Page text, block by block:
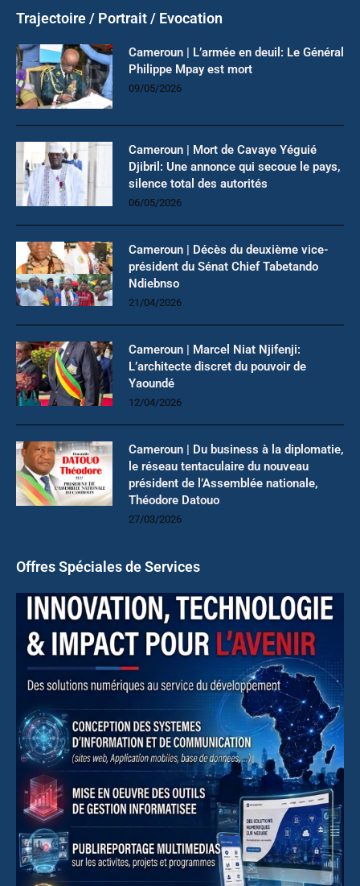
Trajectoire / Portrait / Evocation
Cameroun | L’armée en deuil: Le Général
Philippe Mpay est mort
09/05/2026
Cameroun | Mort de Cavaye Yéguié
Djibril: Une annonce qui secoue le pays,
silence total des autorités
06/05/2026
Cameroun | Décès du deuxième vice-
président du Sénat Chief Tabetando
Ndiebnso
21/04/2026
Cameroun | Marcel Niat Njifenji:
L’architecte discret du pouvoir de
Yaoundé
12/04/2026
Cameroun | Du business à la diplomatie,
le réseau tentaculaire du nouveau
président de l’Assemblée nationale,
Théodore Datouo
27/03/2026
Offres Spéciales de Services